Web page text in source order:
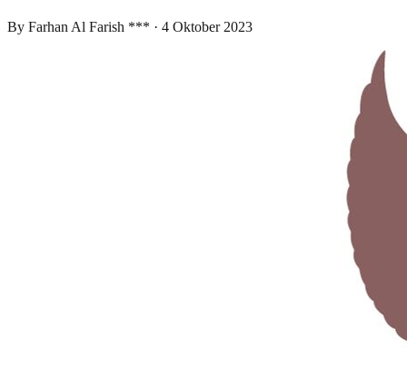
By Farhan Al Farish *** · 4 Oktober 2023